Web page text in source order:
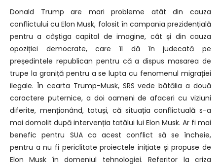
Donald Trump are mari probleme atât din cauza
conflictului cu Elon Musk, folosit în campania prezidențială
pentru a câștiga capital de imagine, cât și din cauza
opoziției democrate, care îl dă în judecată pe
președintele republican pentru că a dispus masarea de
trupe la graniță pentru a se lupta cu fenomenul migrației
ilegale. În cearta Trump-Musk, SRS vede bătălia a două
caractere puternice, a doi oameni de afaceri cu viziuni
diferite, menționând, totuși, că situația conflictuală s-a
mai domolit după intervenția tatălui lui Elon Musk. Ar fi mai
benefic pentru SUA ca acest conflict să se încheie,
pentru a nu fi periclitate proiectele inițiate și propuse de
Elon Musk în domeniul tehnologiei. Referitor la criza